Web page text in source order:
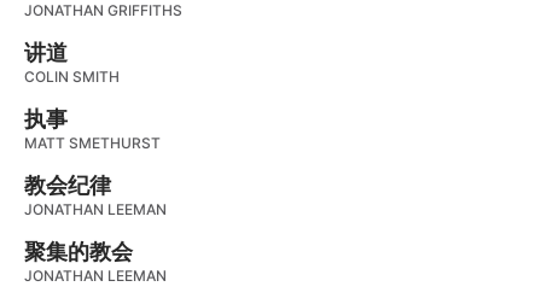
JONATHAN GRIFFITHS
讲道
COLIN SMITH
执事
MATT SMETHURST
教会纪律
JONATHAN LEEMAN
聚集的教会
JONATHAN LEEMAN